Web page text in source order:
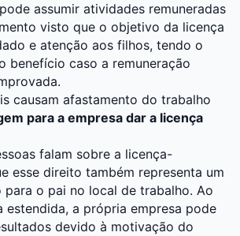
assumir atividades remuneradas
visto que o objetivo da licença
e atenção aos filhos, tendo o
benefício caso a remuneração
causam afastamento do trabalho
para a empresa dar a licença
falam sobre a licença-
esse direito também representa um
para o pai no local de trabalho. Ao
estendida, a própria empresa pode
devido à motivação do